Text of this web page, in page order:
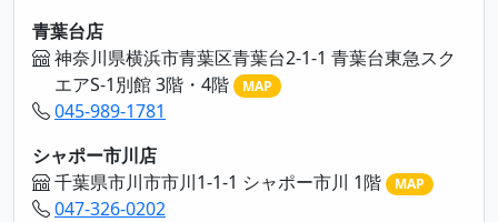
青葉台店
神奈川県横浜市青葉区青葉台2-1-1 青葉台東急スク
エアS-1別館 3階・4階
MAP
045-989-1781
シャポー市川店
千葉県市川市市川1-1-1 シャポー市川 1階
MAP
047-326-0202